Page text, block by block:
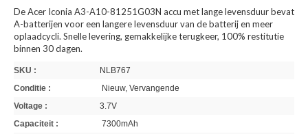
De Acer Iconia A3-A10-81251G03N accu met lange levensduur bevat
A-batterijen voor een langere levensduur van de batterij en meer
oplaadcycli. Snelle levering, gemakkelijke terugkeer, 100% restitutie
binnen 30 dagen.
SKU :
NLB767
Conditie :
Nieuw, Vervangende
Voltage :
3.7V
Capaciteit :
7300mAh